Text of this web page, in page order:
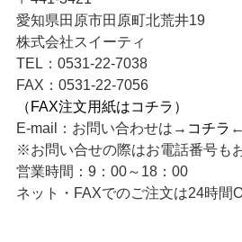
愛知県田原市田原町北荒井19
株式会社スイーティ
TEL：0531-22-7038
FAX：0531-22-7056
（FAX注文用紙はコチラ）
E-mail：お問い合わせは→ コチラ ←
※お問い合せの際はお電話番号も
営業時間：9：00～18：00
ネット・FAXでのご注文は24時間